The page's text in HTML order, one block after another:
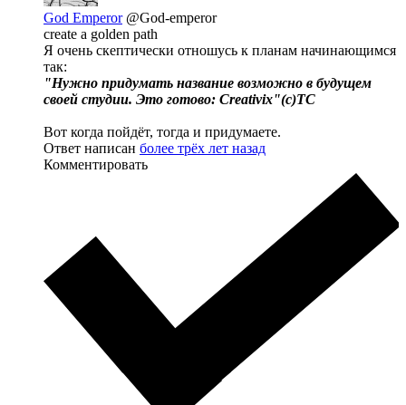
God Emperor @God-emperor
create a golden path
Я очень скептически отношусь к планам начинающимся
так:
"Нужно придумать название возможно в будущем
своей студии. Это готово: Creativix"(с)ТС
Вот когда пойдёт, тогда и придумаете.
Ответ написан более трёх лет назад
Комментировать